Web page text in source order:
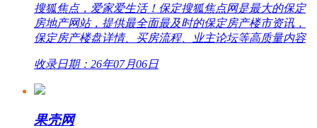
搜狐焦点，爱家爱生活！保定搜狐焦点网是最大的保定
房地产网站，提供最全面最及时的保定房产楼市资讯，
保定房产楼盘详情、买房流程、业主论坛等高质量内容
收录日期：26年07月06日
果壳网